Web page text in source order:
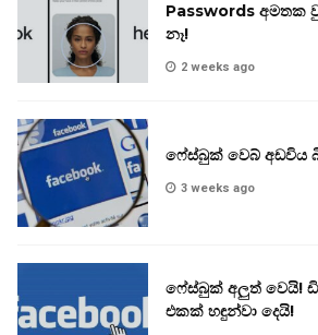
Passwords
නෑ!
2 weeks ago
ෆේස්බුක් වෙබ් අඩවිය
3 weeks ago
ෆේස්බුක් අලුත් වෙයි!
එකක් හඳුන්වා දෙයි!